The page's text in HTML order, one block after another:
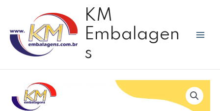
conteúdo
KM
Embalagen
s
Copo
PIC
65